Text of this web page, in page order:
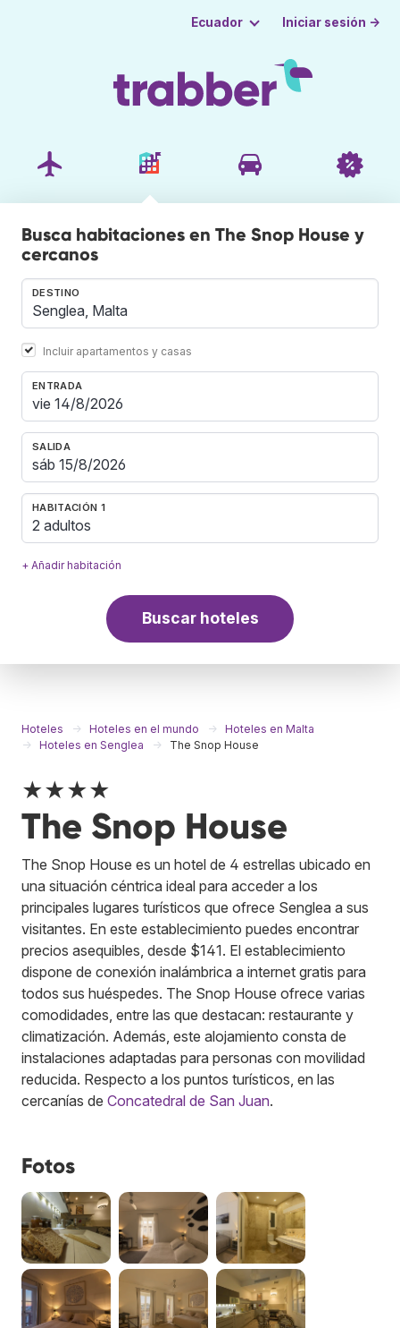
Ecuador Iniciar sesión →
Busca habitaciones en The Snop House y
cercanos
DESTINO
Incluir apartamentos y casas
ENTRADA
SALIDA
HABITACIÓN 1
2 adultos
+ Añadir habitación
Buscar hoteles
Hoteles Hoteles en el mundo
Hoteles en Malta
Hoteles en Senglea
The Snop House
★★★★
The Snop House
The Snop House es un hotel de 4 estrellas ubicado en
una situación céntrica ideal para acceder a los
principales lugares turísticos que ofrece Senglea a sus
visitantes. En este establecimiento puedes encontrar
precios asequibles, desde $141. El establecimiento
dispone de conexión inalámbrica a internet gratis para
todos sus huéspedes. The Snop House ofrece varias
comodidades, entre las que destacan: restaurante y
climatización. Además, este alojamiento consta de
instalaciones adaptadas para personas con movilidad
reducida. Respecto a los puntos turísticos, en las
cercanías de Concatedral de San Juan.
Fotos